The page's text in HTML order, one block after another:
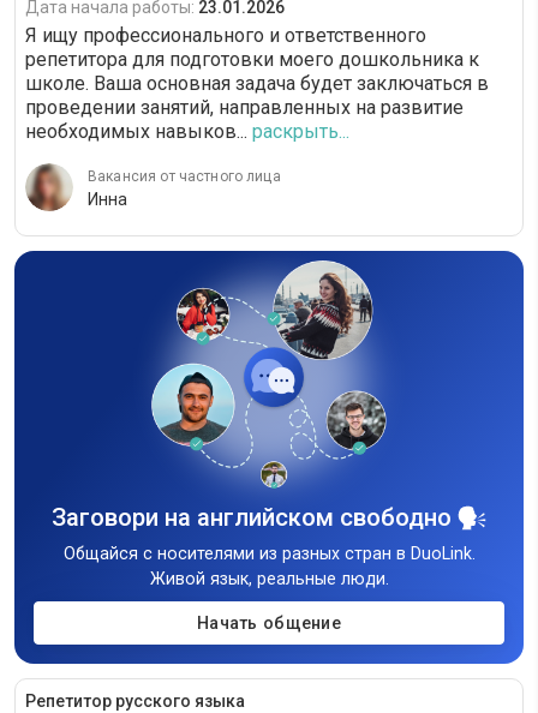
Дата начала работы: 23.01.2026
Я ищу профессионального и ответственного
репетитора для подготовки моего дошкольника к
школе. Ваша основная задача будет заключаться в
проведении занятий, направленных на развитие
необходимых навыков... раскрыть...
Вакансия от частного лица
Инна
Заговори на английском свободно
Общайся с носителями из разных стран в DuoLink.
Живой язык, реальные люди.
Начать общение
Репетитор русского языка